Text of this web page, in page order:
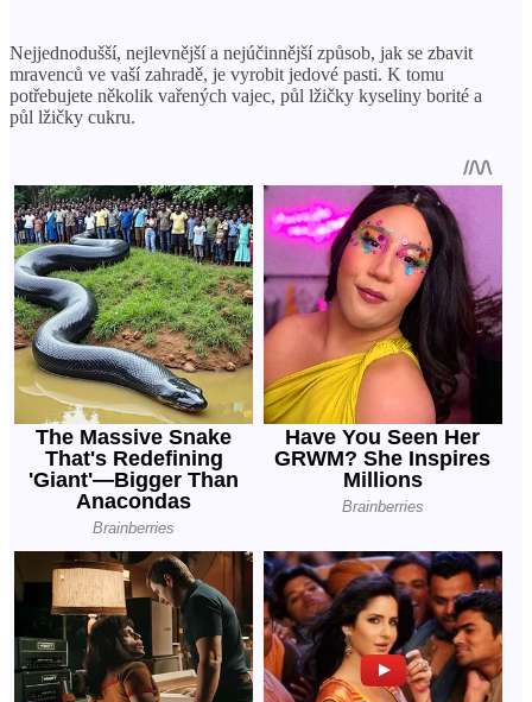
Nejjednodušší, nejlevnější a nejúčinnější způsob, jak se zbavit
mravenců ve vaší zahradě, je vyrobit jedové pasti. K tomu
potřebujete několik vařených vajec, půl lžičky kyseliny borité a
půl lžičky cukru.